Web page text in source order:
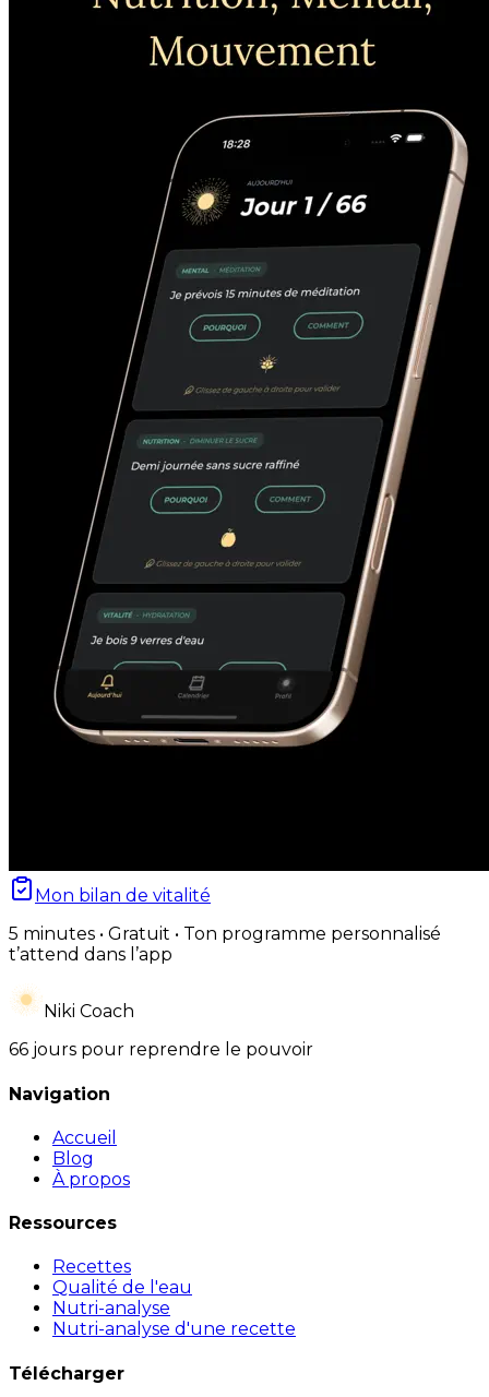
Mon bilan de vitalité
5 minutes • Gratuit • Ton programme personnalisé
t’attend dans l’app
Niki Coach
66 jours pour reprendre le pouvoir
Navigation
Accueil
Blog
À propos
Ressources
Recettes
Qualité de l'eau
Nutri-analyse
Nutri-analyse d'une recette
Télécharger